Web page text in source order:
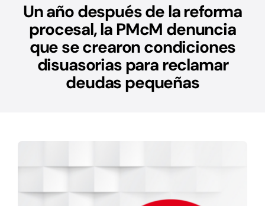
Quiénes somos
Servicios
Un año después de la reforma
procesal, la PMcM denuncia
que se crearon condiciones
disuasorias para reclamar
deudas pequeñas